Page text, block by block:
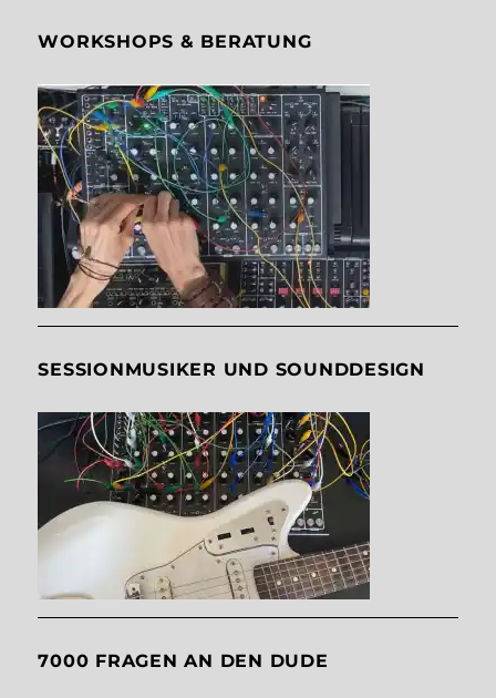
WORKSHOPS & BERATUNG
SESSIONMUSIKER UND SOUNDDESIGN
7000 FRAGEN AN DEN DUDE